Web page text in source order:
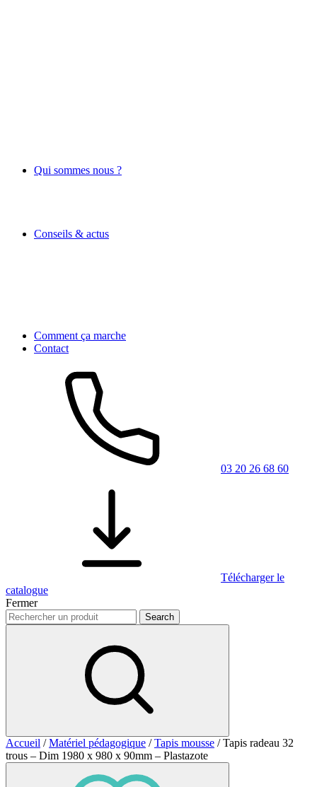
Qui sommes nous ?
Conseils & actus
Comment ça marche
Contact
03 20 26 68 60
Télécharger le
catalogue
Fermer
Accueil /Matériel pédagogique /Tapis mousse / Tapis radeau 32
trous – Dim 1980 x 980 x 90mm – Plastazote